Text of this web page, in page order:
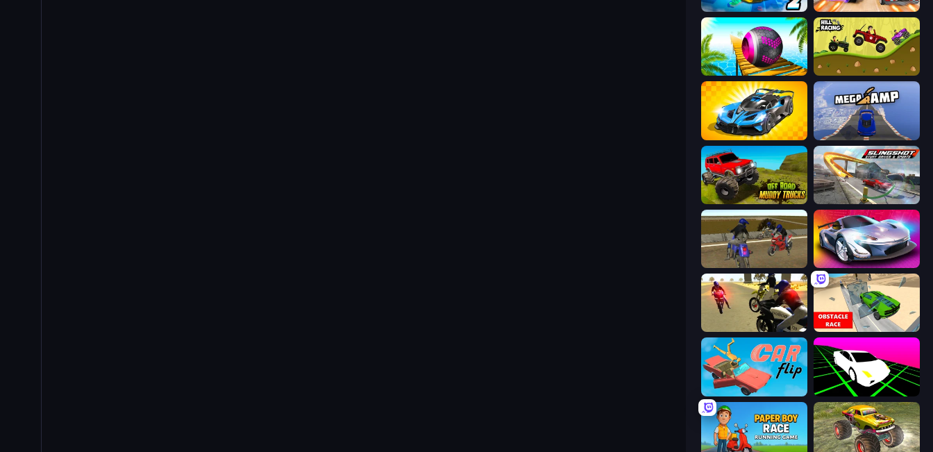
Ultimate Flying Car 2 Turbo Cars: Pipe Stunts
Rolling Balls Sea Race Hill Racing
GT Cars Mega Ramps Mega Ramp Car Stunt
Offroad Muddy Trucks Slingshot Stunt Driver & Sport
Crazy Moto Stunts Grand Cyber City
3D Moto Simulator 2 Obstacle Race: Destroying Simulator!
Car Flip! Slope Car